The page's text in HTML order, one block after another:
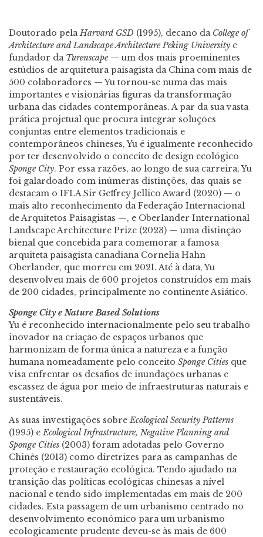
Doutorado pelaHarvard GSD (1995), decano daCollege of
Architecture and Landscape ArchitecturePeking University e
fundador da Turenscape— um dos mais proeminentes
estúdios de arquitetura paisagista da China com mais de
500 colaboradores — Yu tornou-se numa das mais
importantes e visionárias figuras da transformação
urbana das cidades contemporâneas. A par da sua vasta
prática projetual que procura integrar soluções
conjuntas entre elementos tradicionais e
contemporâneos chineses, Yu é igualmente reconhecido
por ter desenvolvido o conceito de design ecológico
Sponge City. Por essa razões, ao longo de sua carreira, Yu
foi galardoado com inúmeras distinções, das quais se
destacam o IFLA Sir Geffrey Jellico Award (2020) — o
mais alto reconhecimento da Federação Internacional
de Arquitetos Paisagistas —, e Oberlander International
Landscape Architecture Prize (2023) — uma distinção
bienal que concebida para comemorar a famosa
arquiteta paisagista canadiana Cornelia Hahn
Oberlander, que morreu em 2021. Até à data, Yu
desenvolveu mais de 600 projetos construídos em mais
de 200 cidades, principalmente no continente Asiático.
Sponge City e Nature Based Solutions
Yu é reconhecido internacionalmente pelo seu trabalho
inovador na criação de espaços urbanos que
harmonizam de forma única a natureza e a função
humana nomeadamente pelo conceito Sponge Cities que
visa enfrentar os desafios de inundações urbanas e
escassez de água por meio de infraestruturas naturais e
sustentáveis.
As suas investigações sobreEcological Security Patterns
(1995) eEcological Infrastructure, NegativePlanning and
Sponge Cities (2003) foram adotadas pelo Governo
Chinês (2013) como diretrizes para as campanhas de
proteção e restauração ecológica. Tendo ajudado na
transição das políticas ecológicas chinesas a nível
nacional e tendo sido implementadas em mais de 200
cidades. Esta passagem de um urbanismo centrado no
desenvolvimento económico para um urbanismo
ecologicamente prudente deveu-se às mais de 600